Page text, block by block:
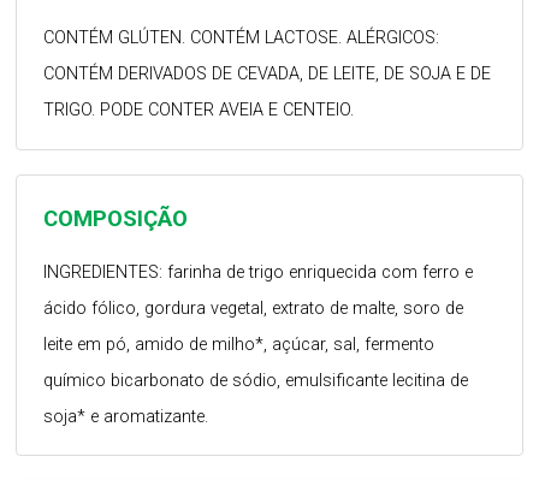
COMPOSIÇÃO
INGREDIENTES: farinha de trigo enriquecida com ferro e
ácido fólico, gordura vegetal, extrato de malte, soro de
leite em pó, amido de milho*, açúcar, sal, fermento
químico bicarbonato de sódio, emulsificante lecitina de
soja* e aromatizante.
CONTÉM GLÚTEN. CONTÉM LACTOSE. ALÉRGICOS:
CONTÉM DERIVADOS DE CEVADA, DE LEITE, DE SOJA E DE
TRIGO. PODE CONTER AVEIA E CENTEIO.